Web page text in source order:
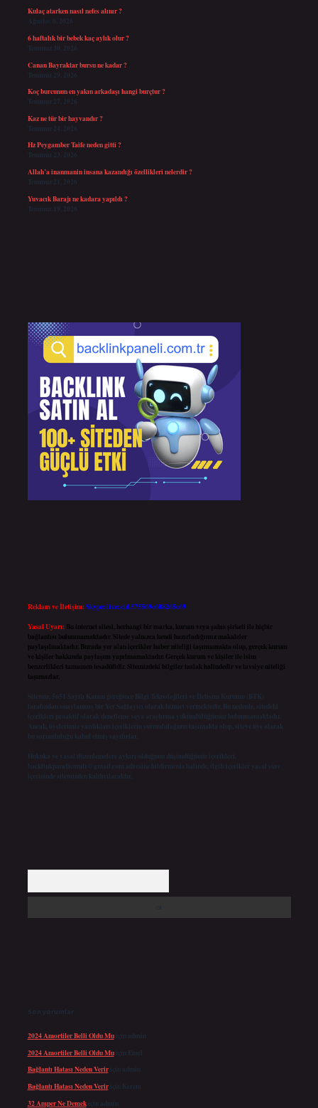
Kulaç atarken nasıl nefes alınır ?
Ağustos 6, 2026
6 haftalık bir bebek kaç aylık olur ?
Temmuz 30, 2026
Canan Bayraktar bursu ne kadar ?
Temmuz 29, 2026
Koç burcunun en yakın arkadaşı hangi burçtur ?
Temmuz 27, 2026
Kaz ne tür bir hayvandır ?
Temmuz 24, 2026
Hz Peygamber Taife neden gitti ?
Temmuz 23, 2026
Allah’a inanmanin insana kazandığı özellikleri nelerdir ?
Temmuz 21, 2026
Yuvacık Barajı ne kadara yapıldı ?
Temmuz 19, 2026
Reklam ve İletişim:Skype: live:.cid.575569c608265c69
Yasal Uyarı: Bu internet sitesi, herhangi bir marka, kurum veya şahıs şirketi ile hiçbir
bağlantısı bulunmamaktadır. Sitede yalnızca kendi hazırladığımız makaleler
paylaşılmaktadır. Burada yer alan içerikler haber niteliği taşımamakta olup, gerçek kurum
ve kişiler hakkında paylaşım yapılmamaktadır. Gerçek kurum ve kişiler ile isim
benzerlikleri tamamen tesadüfidir. Sitemizdeki bilgiler taslak halindedir ve tavsiye niteliği
taşımazlar.
Sitemiz, 5651 Sayılı Kanun gereğince Bilgi Teknolojileri ve İletişim Kurumu (BTK)
tarafından onaylanmış bir Yer Sağlayıcı olarak hizmet vermektedir. Bu nedenle, sitedeki
içerikleri proaktif olarak denetleme veya araştırma yükümlülüğümüz bulunmamaktadır.
Ancak, üyelerimiz yazdıkları içeriklerin sorumluluğunu taşımakta olup, siteye üye olarak
bu sorumluluğu kabul etmiş sayılırlar.
Hukuka ve yasal düzenlemelere aykırı olduğunu düşündüğünüz içerikleri,
backlinkpanelicomtr@gmail.com adresine bildirmeniz halinde, ilgili içerikler yasal süre
içerisinde sitemizden kaldırılacaktır.
Son yorumlar
2024 Amortiler Belli Oldu Muiçin admin
2024 Amortiler Belli Oldu Muiçin Emel
Bağlantı Hatası Neden Veririçin admin
Bağlantı Hatası Neden Veririçin Kerem
32 Amper Ne Demekiçin admin